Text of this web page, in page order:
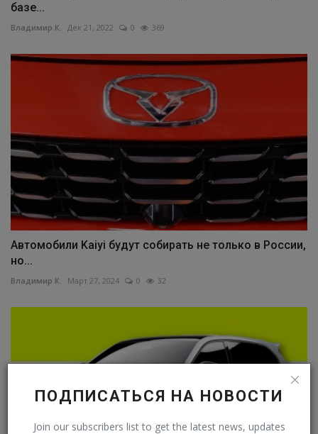
ПОДПИСАТЬСЯ НА НОВОСТИ
Join our subscribers list to get the latest news, updates
базе...
Владимир К. Дек 21, 2022 0 369
Автомобили Kaiyi будут собирать не только в России,
но...
Владимир К. Март 27, 2024 0 32